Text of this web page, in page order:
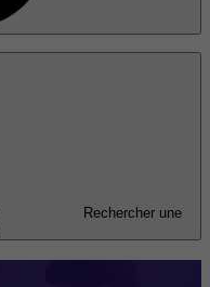
Rechercher une